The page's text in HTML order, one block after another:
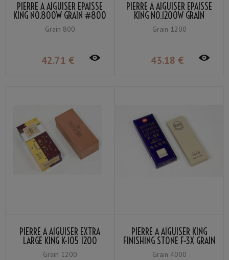
PIERRE À AIGUISER EPAISSE
KING NO.800W GRAIN #800
Grain 800
42.71 €
PIERRE À AIGUISER EPAISSE
KING NO.1200W GRAIN
#1200
Grain 1200
43.18 €
PIERRE À AIGUISER EXTRA
LARGE KING K-105 1200
GRAIN #1200
Grain 1200
PIERRE À AIGUISER KING
FINISHING STONE F-3X GRAIN
#4000 SANS BASE
Grain 4000